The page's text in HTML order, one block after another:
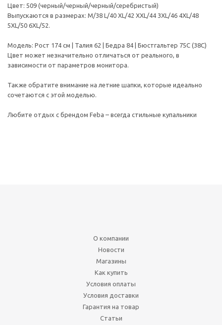
Цвет: 509 (черный/черный/черный/серебристый)
Выпускаются в размерах: M/38 L/40 XL/42 XXL/44 3XL/46 4XL/48
5XL/50 6XL/52.
Модель: Рост 174 см | Талия 62 | Бедра 84 | Бюстгальтер 75С (38С)
Цвет может незначительно отличаться от реального, в
зависимости от параметров монитора.
Также обратите внимание на летние шапки, которые идеально
сочетаются с этой моделью.
Любите отдых с брендом Feba – всегда стильные купальники
О компании
Новости
Магазины
Как купить
Условия оплаты
Условия доставки
Гарантия на товар
Статьи